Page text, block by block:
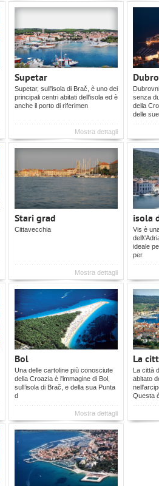
Supetar
Supetar, sull'isola di Brač, è uno dei
principali centri abitati dell'isola ed è
anche il porto di riferimen
Mostra dettagli
senza
della
delle
Stari grad
Cittavecchia
Mostra dettagli
isola
Vis è
ideale
per
Bol
Una delle cartoline più conosciute
della Croazia è l'immagine di Bol,
sull’isola di Brač, e della sua Punta
d
Mostra dettagli
La
La città
abitato
Questa